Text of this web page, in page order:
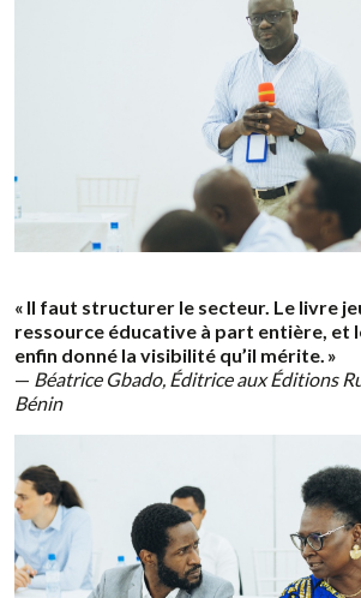
« Il faut structurer le secteur. Le livre
ressource éducative à part entière, et
enfin donné la visibilité qu’il mérite. »
— Béatrice Gbado, Éditrice aux Éditions
Bénin